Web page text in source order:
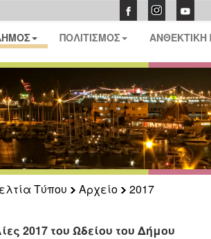
ΠΟΛΙΤΙΣΜΟΣ ΑΝΘΕΚΤΙΚΗ
Τύπου Αρχείο
2017
2017 του Ωδείου του Δήμου